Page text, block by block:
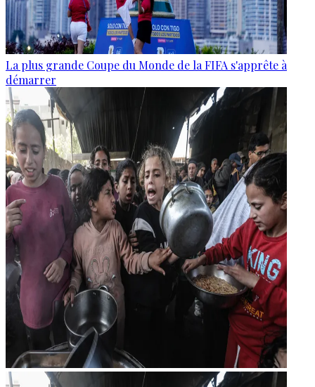
La plus grande Coupe du Monde de la FIFA s'apprête à
démarrer